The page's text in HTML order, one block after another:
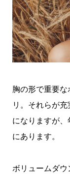
胸の形で重要
リ。それらが
になりますが
にあります。
ボリュームダ